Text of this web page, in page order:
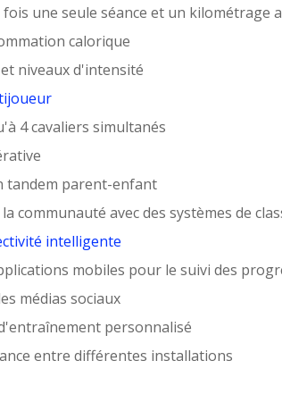
une seule séance et un kilométrage
calorique
niveaux d'intensité
4 cavaliers simultanés
tandem parent-enfant
communauté avec des systèmes de
intelligente
mobiles pour le suivi des
médias sociaux
personnalisé
entre différentes installations